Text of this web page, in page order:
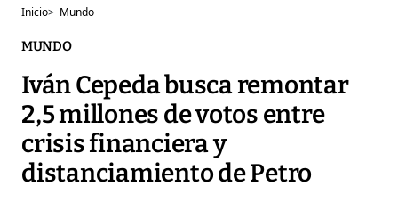
Inicio> Mundo
MUNDO
Iván Cepeda busca remontar
2,5 millones de votos entre
crisis financiera y
distanciamiento de Petro